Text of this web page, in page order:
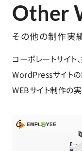
Other
その他の制作実
コーポレートサイト
WordPressサイトの
WEBサイト制作の